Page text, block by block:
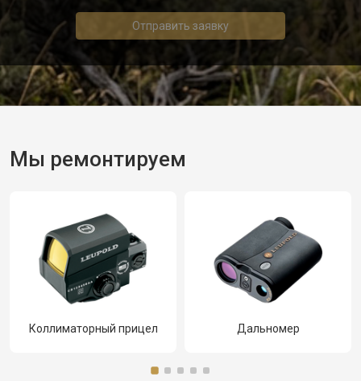
Отправить заявку
Мы ремонтируем
Коллиматорный прицел Дальномер